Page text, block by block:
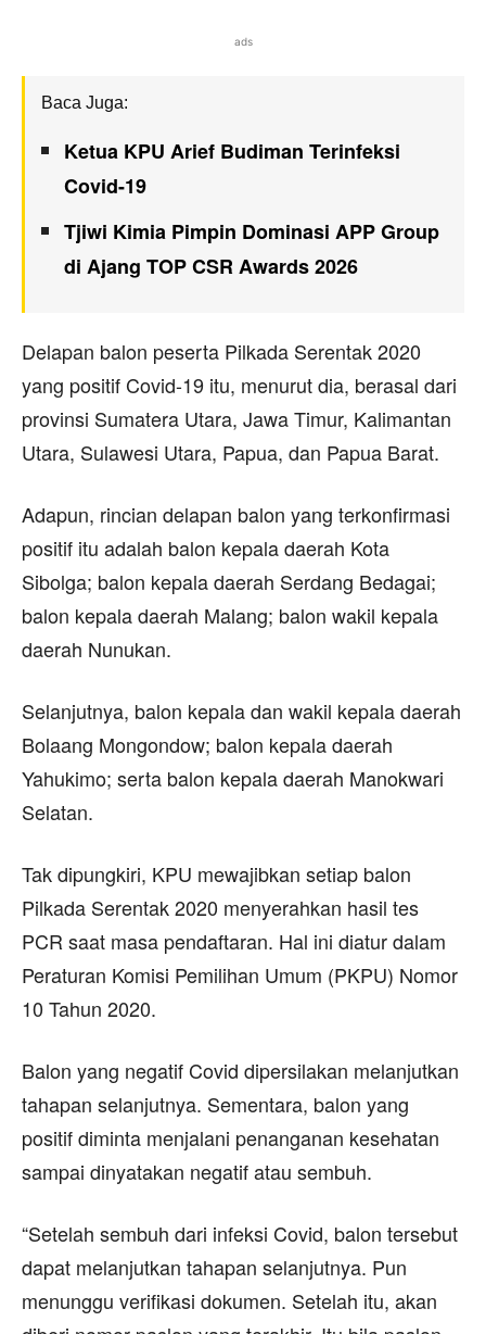
ads
Baca Juga:
Ketua KPU Arief Budiman Terinfeksi
Covid-19
Tjiwi Kimia Pimpin Dominasi APP Group
di Ajang TOP CSR Awards 2026
Delapan balon peserta Pilkada Serentak 2020
yang positif Covid-19 itu, menurut dia, berasal dari
provinsi Sumatera Utara, Jawa Timur, Kalimantan
Utara, Sulawesi Utara, Papua, dan Papua Barat.
Adapun, rincian delapan balon yang terkonfirmasi
positif itu adalah balon kepala daerah Kota
Sibolga; balon kepala daerah Serdang Bedagai;
balon kepala daerah Malang; balon wakil kepala
daerah Nunukan.
Selanjutnya, balon kepala dan wakil kepala daerah
Bolaang Mongondow; balon kepala daerah
Yahukimo; serta balon kepala daerah Manokwari
Selatan.
Tak dipungkiri, KPU mewajibkan setiap balon
Pilkada Serentak 2020 menyerahkan hasil tes
PCR saat masa pendaftaran. Hal ini diatur dalam
Peraturan Komisi Pemilihan Umum (PKPU) Nomor
10 Tahun 2020.
Balon yang negatif Covid dipersilakan melanjutkan
tahapan selanjutnya. Sementara, balon yang
positif diminta menjalani penanganan kesehatan
sampai dinyatakan negatif atau sembuh.
“Setelah sembuh dari infeksi Covid, balon tersebut
dapat melanjutkan tahapan selanjutnya. Pun
menunggu verifikasi dokumen. Setelah itu, akan